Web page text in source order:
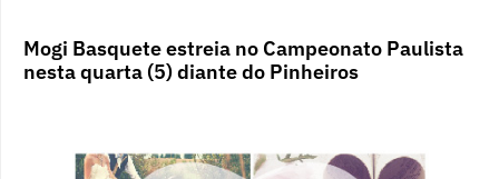
Mogi Basquete estreia no Campeonato Paulista
nesta quarta (5) diante do Pinheiros